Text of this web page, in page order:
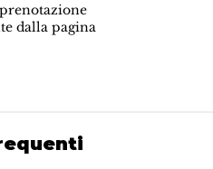
dalla pagina